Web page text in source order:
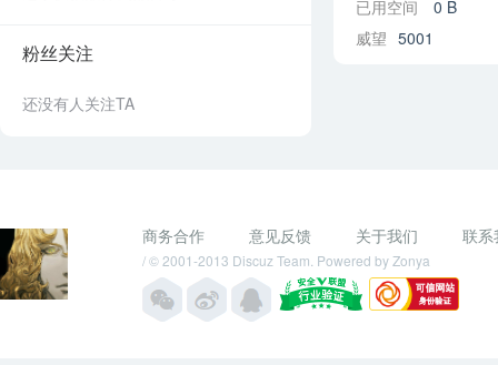
粉丝关注
还没有人关注TA
已用空间
0 B
威望 5001
商务合作 意见反馈 关于我们 联系
/ © 2001-2013 Discuz Team. Powered byZonya